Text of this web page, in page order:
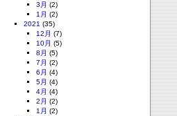
3月 (2)
1月 (2)
2021 (35)
12月 (7)
10月 (5)
8月 (5)
7月 (2)
6月 (4)
5月 (4)
4月 (4)
2月 (2)
1月 (2)